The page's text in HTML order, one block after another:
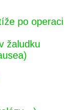
po operaci
žaludku